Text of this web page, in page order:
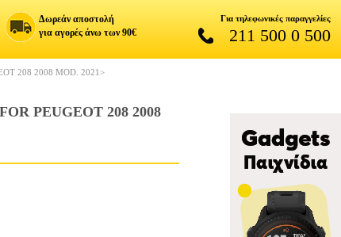
Δωρεάν αποστολή
για αγορές άνω των 90€
Για τηλεφωνικές παραγγελίες
211 500 0 500
208 2008 MOD. 2021>
PEUGEOT 208 2008